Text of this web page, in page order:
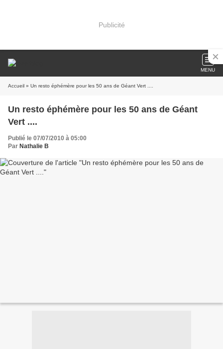
Publicité
MENU
Accueil » Un resto éphémère pour les 50 ans de Géant Vert ....
Un resto éphémère pour les 50 ans de Géant
Vert ....
Publié le 07/07/2010 à 05:00
Par Nathalie B